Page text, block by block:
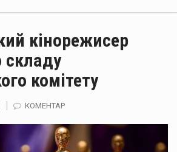
кінорежисер
складу
комітету
КОМЕНТАР